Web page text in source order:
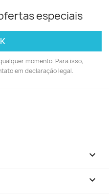
especiais
momento. Para isso,
em declaração legal.

